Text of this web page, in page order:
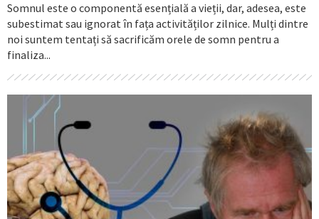
Somnul este o componentă esențială a vieții, dar, adesea, este
subestimat sau ignorat în fața activităților zilnice. Mulți dintre
noi suntem tentați să sacrificăm orele de somn pentru a
finaliza...